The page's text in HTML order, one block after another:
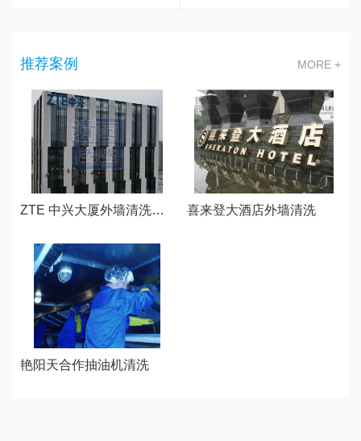
推荐案例 MORE +
ZTE 中兴大厦外墙清洗—武汉江城清洗 喜来登大酒店外墙清洗
艳阳天合作抽油机清洗